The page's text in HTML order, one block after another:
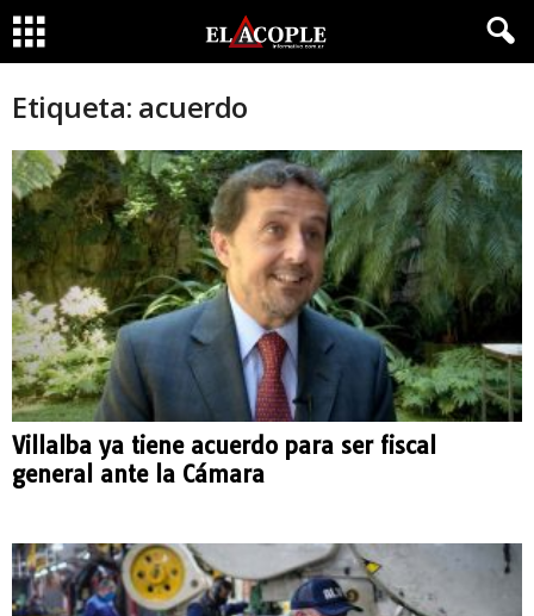
Etiqueta: acuerdo
Villalba ya tiene acuerdo para ser fiscal
general ante la Cámara